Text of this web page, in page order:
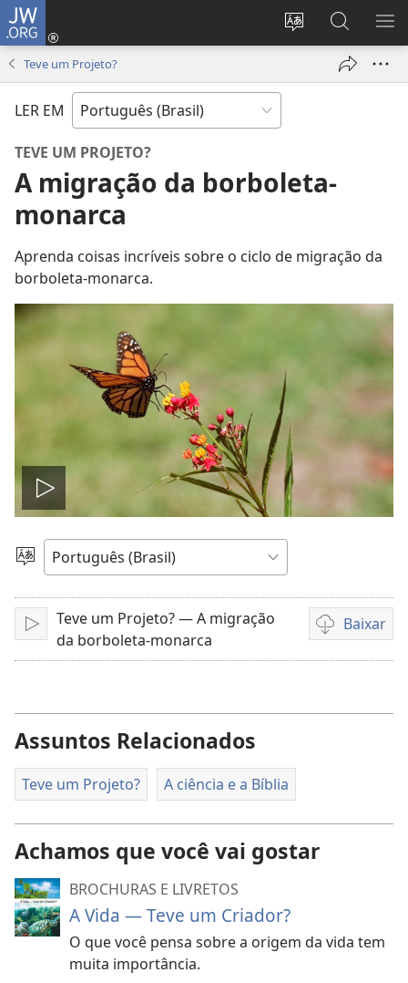
JW.ORG
Mudar
idioma
Log
janela)
Buscar
no
JW.ORG
Teve um Projeto?
LER EM
TEVE UM PROJETO?
A migração da borboleta-
monarca
Aprenda coisas incríveis sobre o ciclo de migração da
borboleta-monarca.
Reproduzir
vídeo
Escolher
idioma
Reproduzir
Teve um Projeto? — A migração
da borboleta-monarca
Baixar
Opções
de
Assuntos Relacionados
Teve um Projeto? A ciência e a Bíblia
Achamos que você vai gostar
BROCHURAS E LIVRETOS
A Vida — Teve um Criador?
O que você pensa sobre a origem da vida tem
muita importância.